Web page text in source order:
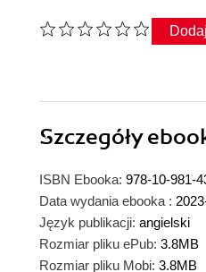
Szczegóły
ISBN Ebooka: 978-10-981-
Data wydania ebooka :
Język publikacji: angielski
Rozmiar pliku ePub: 3.8MB
Rozmiar pliku Mobi: 3.8MB